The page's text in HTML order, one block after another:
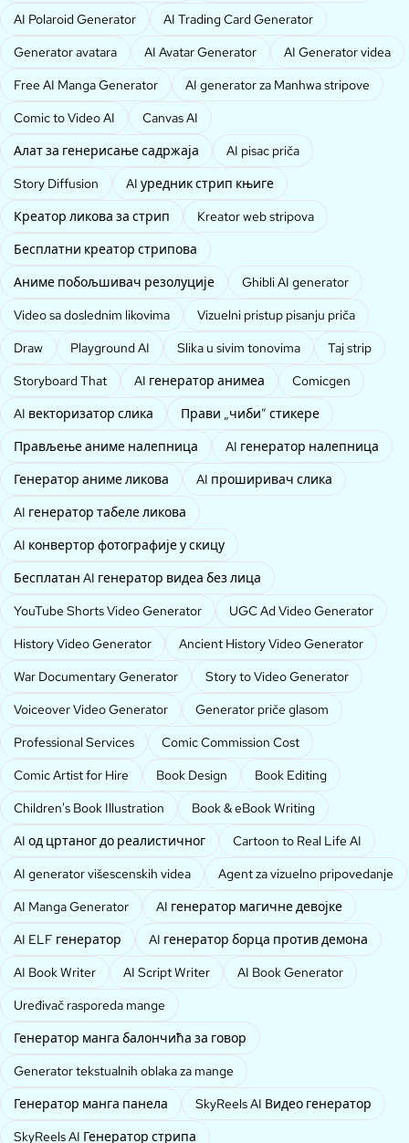
AI Polaroid Generator
AI Trading Card Generator
Generator avatara
AI Avatar Generator
AI Generator videa
Free AI Manga Generator
AI generator za Manhwa stripove
Comic to Video AI
Canvas AI
Алат за генерисање садржаја
AI pisac priča
Story Diffusion
AI уредник стрип књиге
Креатор ликова за стрип
Kreator web stripova
Бесплатни креатор стрипова
Аниме побољшивач резолуције
Ghibli AI generator
Video sa doslednim likovima
Vizuelni pristup pisanju priča
Draw
Playground AI Slika u sivim tonovima
Taj strip
Storyboard That
AI генератор анимеа
Comicgen
AI векторизатор слика
Прави „чиби” стикере
Прављење аниме налепница
AI генератор налепница
Генератор аниме ликова
AI проширивач слика
AI генератор табеле ликова
AI конвертор фотографије у скицу
Бесплатан AI генератор видеа без лица
YouTube Shorts Video Generator
UGC Ad Video Generator
History Video Generator
Ancient History Video Generator
War Documentary Generator
Story to Video Generator
Voiceover Video Generator
Generator priče glasom
Professional Services
Comic Commission Cost
Comic Artist for Hire
Book Design
Book Editing
Children's Book Illustration
Book & eBook Writing
AI од цртаног до реалистичног
Cartoon to Real Life AI
AI generator višescenskih videa
Agent za vizuelno pripovedanje
AI Manga Generator
AI генератор магичне девојке
AI ELF генератор
AI генератор борца против демона
AI Book Writer
AI Script Writer
AI Book Generator
Uređivač rasporeda mange
Генератор манга балончића за говор
Generator tekstualnih oblaka za mange
Генератор манга панела
SkyReels AI Видео генератор
SkyReels AI Генератор стрипа